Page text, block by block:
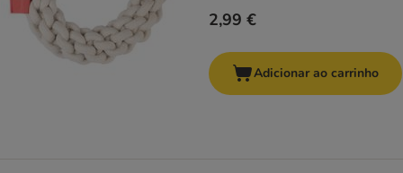
2,99 €
Adicionar ao carrinho